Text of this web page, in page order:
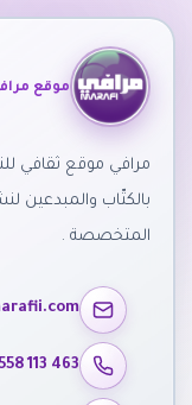
موقع
مرافي موقع ثقافي
بالكتّاب والمبدعين
المتخصصة .
113 463